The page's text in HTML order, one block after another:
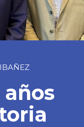
años